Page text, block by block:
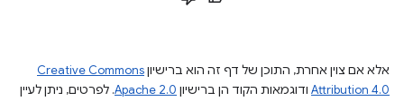
אלא אם צוין אחרת, התוכן של דף זה הוא ברישיוןCreative Commons
Attribution 4.0 ודוגמאות הקוד הן ברישיון Apache 2.0. לפרטים, ניתן לעיין